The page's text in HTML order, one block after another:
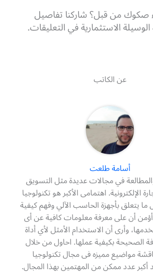
من قبل؟ شاركنا تفاصيل
الاستثمارية في التعليقات.
عن الكاتب
أسامة طلعت
في مجالات عديدة مثل التسويق
الإلكترونية. اهتمامى الأكبر هو تكنولوجيا
يتعلق بأجهزة الحاسب الآلي وفهم كيفية
أن على معرفة معلومات كافية عن أى
وأرى أن الاستخدام الأمثل لأي أداة
الصحيحة بكيفية عملها. احاول من خلال
مواضيع مميزه فى مجال تكنولوجيا
أكبر عدد ممكن من المهتمين بهذا المجال.